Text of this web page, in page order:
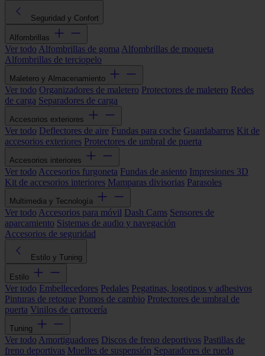
Seguridad y Confort
Alfombrillas
Ver todo Alfombrillas de goma Alfombrillas de moqueta
Alfombrillas de terciopelo
Maletero y Almacenamiento
Ver todo Organizadores de maletero Protectores de maletero Redes
de carga Separadores de carga
Accesorios exteriores
Ver todo Deflectores de aire Fundas para coche Guardabarros Kit de
accesorios exteriores Protectores de umbral de puerta
Accesorios interiores
Ver todo Accesorios furgoneta Fundas de asiento Impresiones 3D
Kit de accesorios interiores Mamparas divisorias Parasoles
Multimedia y Tecnología
Ver todo Accesorios para móvil Dash Cams Sensores de
aparcamiento Sistemas de audio y navegación
Accesorios de seguridad
Estilo y Tuning
Estilo
Ver todo Embellecedores Pedales Pegatinas, logotipos y adhesivos
Pinturas de retoque Pomos de cambio Protectores de umbral de
puerta Vinilos de carrocería
Tuning
Ver todo Amortiguadores Discos de freno deportivos Pastillas de
freno deportivas Muelles de suspensión Separadores de rueda